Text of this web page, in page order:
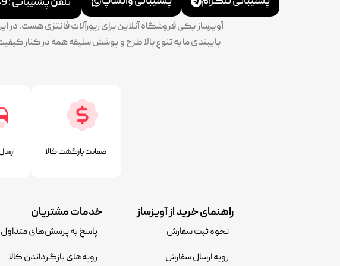
آویزساز یکی فروشگاه آنلاین برای زیورآلات فانتزی هست.
ضمانت بازگشت کالا
راهنمای خرید از آویزساز
نحوه ثبت سفارش
رویه ارسال سفارش
خدمات مشتریان
پاسخ به پرسش‌های متداول
رویه‌های بازگرداندن کالا